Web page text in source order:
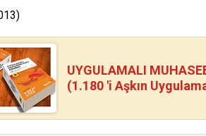
UYGULAMALI
(1.180 'i Aşkın